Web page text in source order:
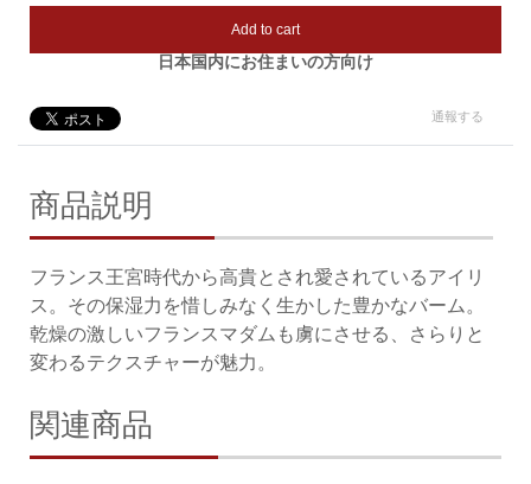
Add to cart
日本国内にお住まいの方向け
通報する
商品説明
フランス王宮時代から高貴とされ愛されているアイリ
ス。その保湿力を惜しみなく生かした豊かなバーム。
乾燥の激しいフランスマダムも虜にさせる、さらりと
変わるテクスチャーが魅力。
関連商品